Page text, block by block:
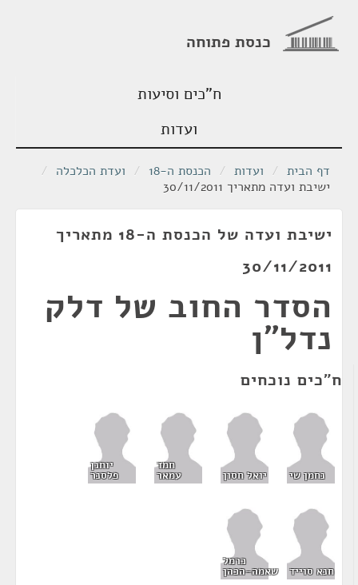
כנסת פתוחה
ח"כים וסיעות
ועדות
דף הבית / ועדות / הכנסת ה-18 / ועדת הכלכלה /
ישיבת ועדה מתאריך 30/11/2011
ישיבת ועדה של הכנסת ה-18 מתאריך
30/11/2011
הסדר החוב של דלק
נדל"ן
ח"כים נוכחים
נחמן שי יואל חסון
חמד
עמאר
יוחנן
פלסנר
חנא סוייד
כרמל
שאמה-הכהן